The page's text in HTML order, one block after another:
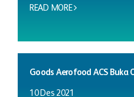
READ MORE
Goods Aerofood ACS Buka
10 Des 2021